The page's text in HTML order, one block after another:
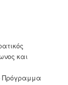
και
Πρόγραμμα